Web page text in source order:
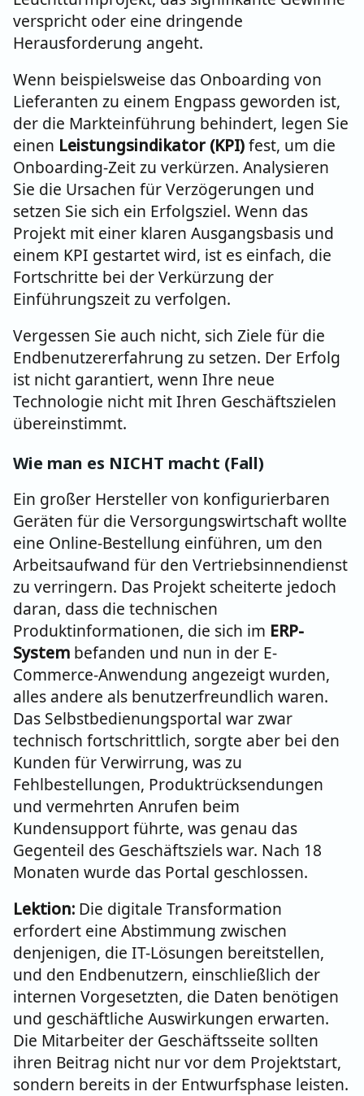
verspricht oder eine dringende
Herausforderung angeht.
Wenn beispielsweise das Onboarding von
Lieferanten zu einem Engpass geworden ist,
der die Markteinführung behindert, legen Sie
einen Leistungsindikator (KPI)fest, um die
Onboarding-Zeit zu verkürzen. Analysieren
Sie die Ursachen für Verzögerungen und
setzen Sie sich ein Erfolgsziel. Wenn das
Projekt mit einer klaren Ausgangsbasis und
einem KPI gestartet wird, ist es einfach, die
Fortschritte bei der Verkürzung der
Einführungszeit zu verfolgen.
Vergessen Sie auch nicht, sich Ziele für die
Endbenutzererfahrung zu setzen. Der Erfolg
ist nicht garantiert, wenn Ihre neue
Technologie nicht mit Ihren Geschäftszielen
übereinstimmt.
Wie man es NICHT macht (Fall)
Ein großer Hersteller von konfigurierbaren
Geräten für die Versorgungswirtschaft wollte
eine Online-Bestellung einführen, um den
Arbeitsaufwand für den Vertriebsinnendienst
zu verringern. Das Projekt scheiterte jedoch
daran, dass die technischen
Produktinformationen, die sich im ERP-
System befanden und nun in der E-
Commerce-Anwendung angezeigt wurden,
alles andere als benutzerfreundlich waren.
Das Selbstbedienungsportal war zwar
technisch fortschrittlich, sorgte aber bei den
Kunden für Verwirrung, was zu
Fehlbestellungen, Produktrücksendungen
und vermehrten Anrufen beim
Kundensupport führte, was genau das
Gegenteil des Geschäftsziels war. Nach 18
Monaten wurde das Portal geschlossen.
Lektion: Die digitale Transformation
erfordert eine Abstimmung zwischen
denjenigen, die IT-Lösungen bereitstellen,
und den Endbenutzern, einschließlich der
internen Vorgesetzten, die Daten benötigen
und geschäftliche Auswirkungen erwarten.
Die Mitarbeiter der Geschäftsseite sollten
ihren Beitrag nicht nur vor dem Projektstart,
sondern bereits in der Entwurfsphase leisten.